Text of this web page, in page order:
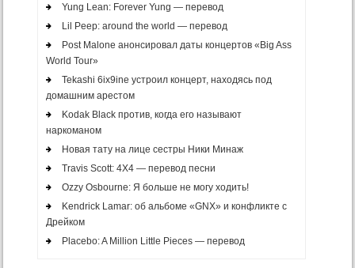
Yung Lean: Forever Yung — перевод
Lil Peep: around the world — перевод
Post Malone анонсировал даты концертов «Big Ass
World Tour»
Tekashi 6ix9ine устроил концерт, находясь под
домашним арестом
Kodak Black против, когда его называют
наркоманом
Новая тату на лице сестры Ники Минаж
Travis Scott: 4X4 — перевод песни
Ozzy Osbourne: Я больше не могу ходить!
Kendrick Lamar: об альбоме «GNX» и конфликте с
Дрейком
Placebo: A Million Little Pieces — перевод